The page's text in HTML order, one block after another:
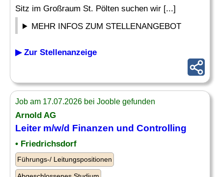
Sitz im Großraum St. Pölten suchen wir [...]
MEHR INFOS ZUM STELLENANGEBOT
▶ Zur Stellenanzeige
Job am 17.07.2026 bei Jooble gefunden
Arnold AG
Leiterm/w/d Finanzen und Controlling
• Friedrichsdorf
Führungs-/ Leitungspositionen